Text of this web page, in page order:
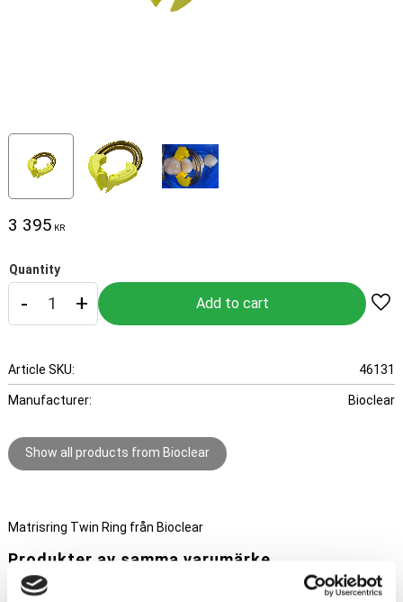
3 395 KR
Quantity
+
-
Article SKU 46131
Manufacturer Bioclear
Show all products from Bioclear
Matrisring Twin Ring från Bioclear
Produkter av samma varumärke